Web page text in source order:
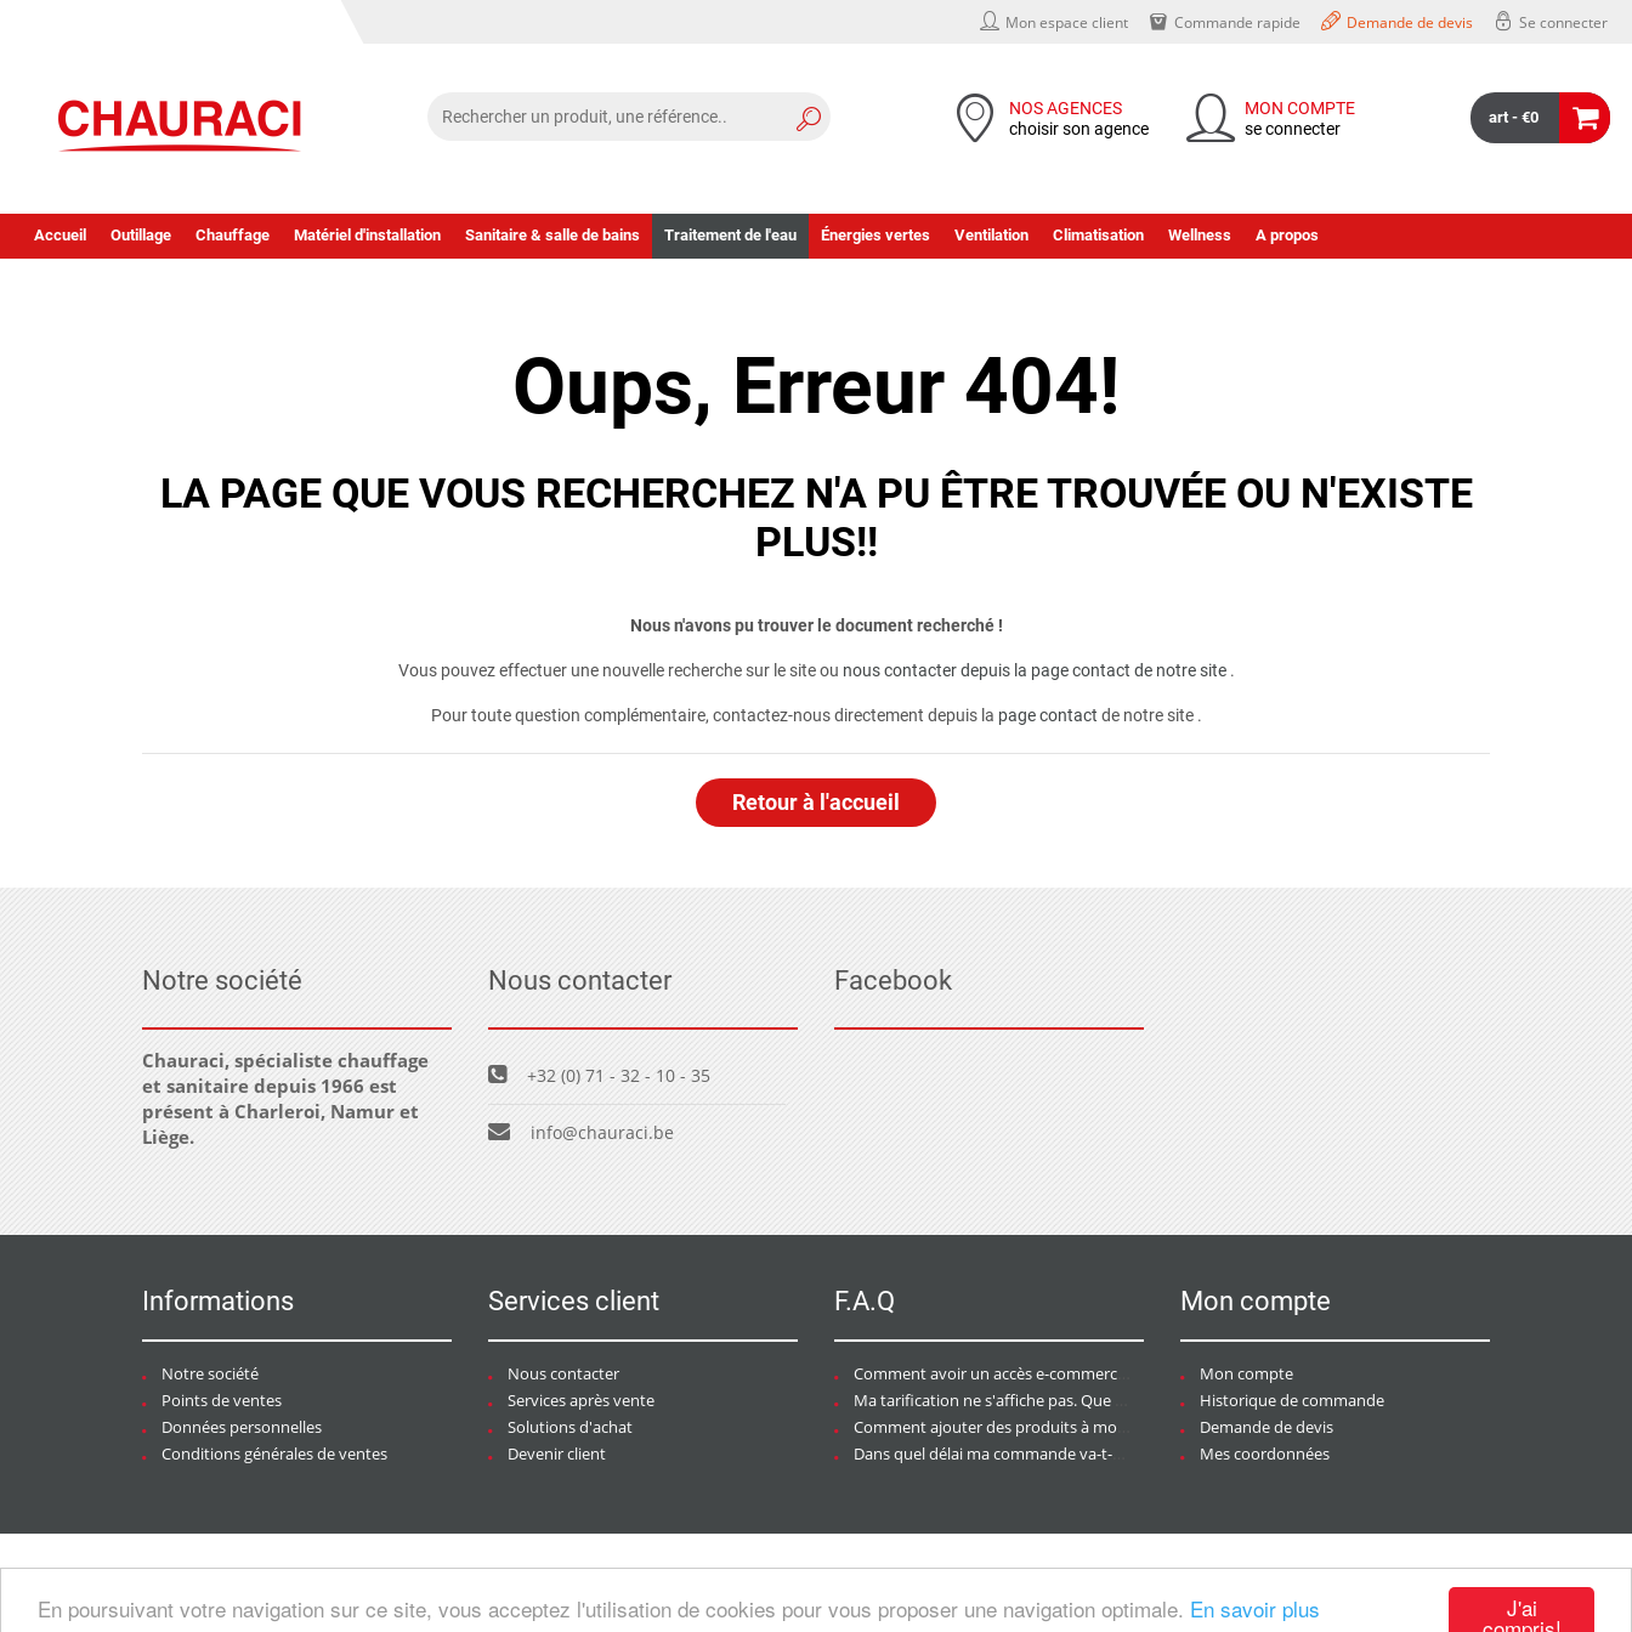
J'ai
En poursuivant votre navigation sur ce site, vous acceptez l'utilisation de cookies pour vous proposer une navigation optimale. En savoir plus
Mon espace client Commande rapide Demande de devis Se connecter
NOS AGENCES
choisir son agence
MON COMPTE
se connecter
art - €0
Accueil Outillage Chauffage Matériel d'installation Sanitaire & salle de bains Traitement de l'eau Énergies vertes Ventilation Climatisation Wellness A propos
Oups, Erreur 404!
LA PAGE QUE VOUS RECHERCHEZ N'A PU ÊTRE TROUVÉE OU N'EXISTE
PLUS!!
Nous n'avons pu trouver le document recherché !
Vous pouvez effectuer une nouvelle recherche sur le site ou nous contacter depuis la page contact de notre site.
Pour toute question complémentaire, contactez-nous directement depuis la page contact de notre site .
Retour à l'accueil
Notre société
Chauraci, spécialiste chauffage
et sanitaire depuis 1966 est
présent à Charleroi, Namur et
Liège.
Nous contacter
+32 (0) 71 - 32 - 10 - 35
info@chauraci.be
Facebook
Informations
Notre société
Points de ventes
Données personnelles
Conditions générales de ventes
Services client
Nous contacter
Services après vente
Solutions d'achat
Devenir client
F.A.Q
Comment avoir un accès e-commerce ?
Ma tarification ne s'affiche pas. Que dois-je faire ?
Comment ajouter des produits à mon panier ?
Dans quel délai ma commande va-t-elle être traitée ?
Mon compte
Mon compte
Historique de commande
Demande de devis
Mes coordonnées
artesansdubatiment.com